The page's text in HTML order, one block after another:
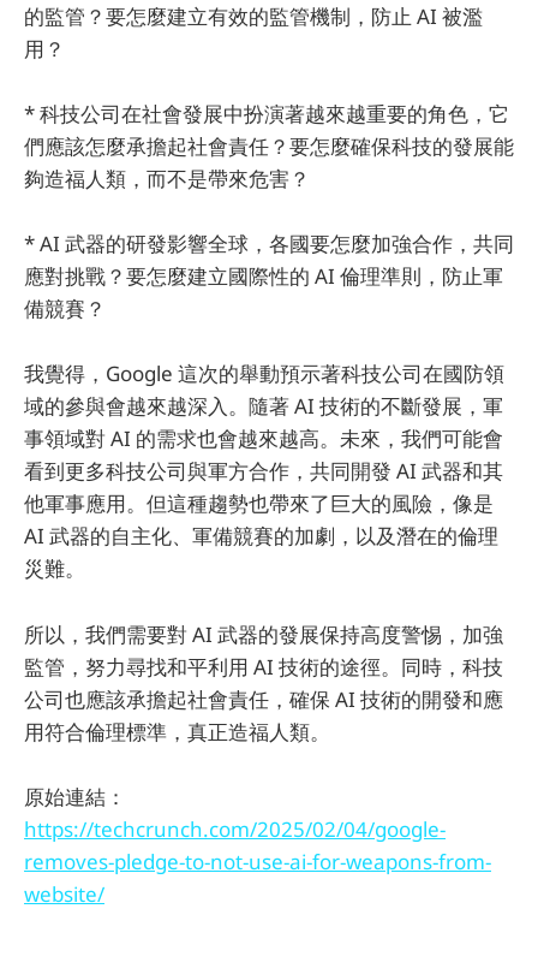
的監管？要怎麼建立有效的監管機制，防止 AI 被濫
用？
* 科技公司在社會發展中扮演著越來越重要的角色，它
們應該怎麼承擔起社會責任？要怎麼確保科技的發展能
夠造福人類，而不是帶來危害？
* AI 武器的研發影響全球，各國要怎麼加強合作，共同
應對挑戰？要怎麼建立國際性的 AI 倫理準則，防止軍
備競賽？
我覺得，Google 這次的舉動預示著科技公司在國防領
域的參與會越來越深入。隨著 AI 技術的不斷發展，軍
事領域對 AI 的需求也會越來越高。未來，我們可能會
看到更多科技公司與軍方合作，共同開發 AI 武器和其
他軍事應用。但這種趨勢也帶來了巨大的風險，像是
AI 武器的自主化、軍備競賽的加劇，以及潛在的倫理
災難。
所以，我們需要對 AI 武器的發展保持高度警惕，加強
監管，努力尋找和平利用 AI 技術的途徑。同時，科技
公司也應該承擔起社會責任，確保 AI 技術的開發和應
用符合倫理標準，真正造福人類。
原始連結：
https://techcrunch.com/2025/02/04/google-
removes-pledge-to-not-use-ai-for-weapons-from-
website/